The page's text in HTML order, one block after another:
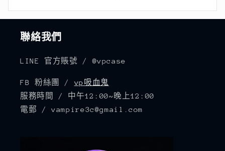
聯絡我們
LINE 官方賬號 / @vpcase
FB 粉絲團 / vp吸血鬼
服務時間 / 中午12:00~晚上12:00
電郵 / vampire3c@gmail.com